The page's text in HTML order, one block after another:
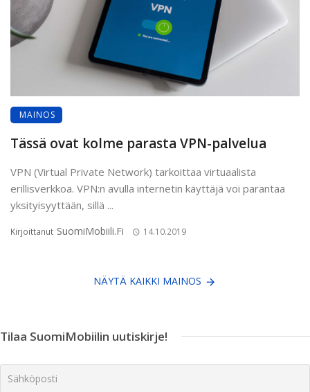
MAINOS
Tässä ovat kolme parasta VPN-palvelua
VPN (Virtual Private Network) tarkoittaa virtuaalista
erillisverkkoa. VPN:n avulla internetin käyttäjä voi parantaa
yksityisyyttään, sillä ...
Kirjoittanut SuomiMobiili.fi 14.10.2019
NÄYTÄ KAIKKI MAINOS
Tilaa SuomiMobiilin uutiskirje!